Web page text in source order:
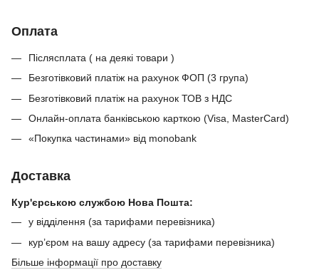
Оплата
Післясплата ( на деякі товари )
Безготівковий платіж на рахунок ФОП (3 група)
Безготівковий платіж на рахунок ТОВ з НДС
Онлайн-оплата банківською карткою (Visa, MasterCard)
«Покупка частинами» від monobank
Доставка
Кур'єрською службою Нова Пошта:
у відділення (за тарифами перевізника)
кур’єром на вашу адресу (за тарифами перевізника)
Більше інформації про доставку